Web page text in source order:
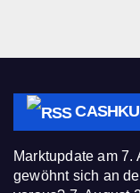
Marktupdate am 7.
gewöhnt sich an